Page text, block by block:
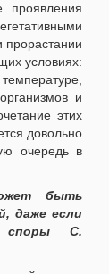
проявления
условиях:
и
этих
довольно
очередь в
быть
даже если
споры C.